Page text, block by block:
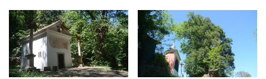
v Duchcově
Evangelický kostel v Duchcově
Kostel svatých Petra a Pavla v Jeníkově
Kaple svaté Anny v Jeníkově